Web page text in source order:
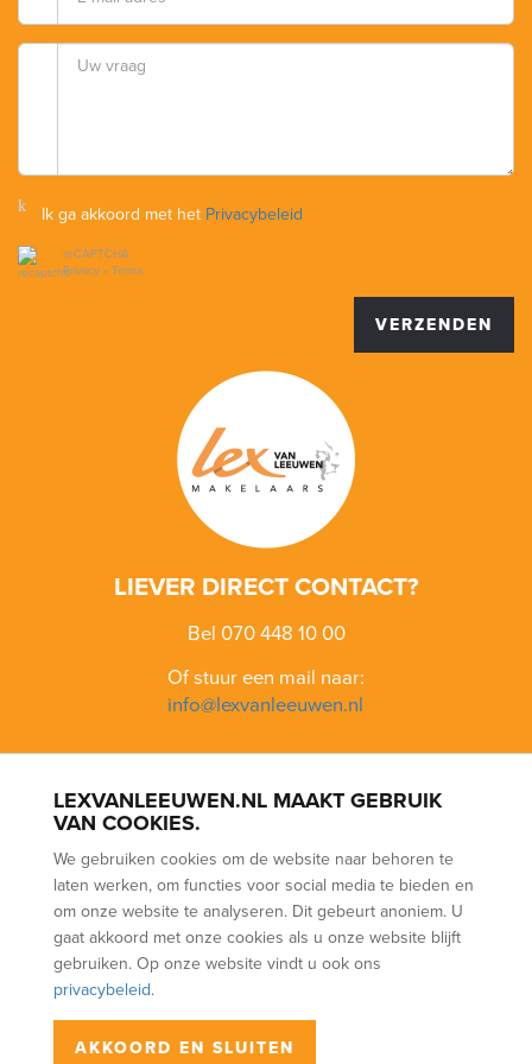
LEXVANLEEUWEN.NL MAAKT GEBRUIK
VAN COOKIES.
We gebruiken cookies om de website naar behoren te
laten werken, om functies voor social media te bieden en
om onze website te analyseren. Dit gebeurt anoniem. U
gaat akkoord met onze cookies als u onze website blijft
gebruiken. Op onze website vindt u ook ons
privacybeleid.
AKKOORD EN SLUITEN
Ik ga akkoord met het Privacybeleid
reCAPTCHA
Privacy • Terms
VERZENDEN
LIEVER DIRECT CONTACT?
Bel 070 448 10 00
Of stuur een mail naar:
info@lexvanleeuwen.nl
BLOEMENBUURT BOHEMEN BOMENBUURT
KIJKDUIN
LOOSDUINEN
SCHEVENINGEN
WALDECK
VERKOOP VERHUUR
(NWWI) TAXATIES
WAARDEBEPALING
PARTNERS
Lex van Leeuwen Makelaars BV | Vlierboomstraat 670, 2564 JR Den